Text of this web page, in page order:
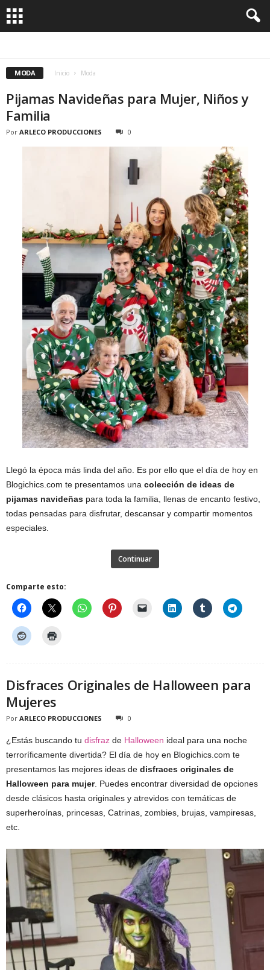
MODA Inicio Moda
Pijamas Navideñas para Mujer, Niños y
Familia
Por ARLECO PRODUCCIONES 0
Llegó la época más linda del año. Es por ello que el día de hoy en
Blogichics.com te presentamos una colección de ideas de
pijamas navideñas para toda la familia, llenas de encanto festivo,
todas pensadas para disfrutar, descansar y compartir momentos
especiales.
Continuar
Comparte esto:
Disfraces Originales de Halloween para
Mujeres
Por ARLECO PRODUCCIONES 0
¿Estás buscando tu disfraz de Halloween ideal para una noche
terroríficamente divertida? El día de hoy en Blogichics.com te
presentamos las mejores ideas de disfraces originales de
Halloween para mujer. Puedes encontrar diversidad de opciones
desde clásicos hasta originales y atrevidos con temáticas de
superheroínas, princesas, Catrinas, zombies, brujas, vampiresas,
etc.